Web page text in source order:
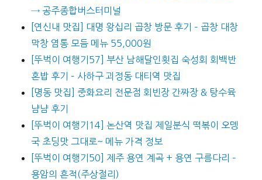
→ 공주종합버스터미널
[연신내 맛집] 대명 왕십리 곱창 방문 후기 – 곱창 대창
막창 염통 모듬 메뉴 55,000원
[뚜벅이 여행기57] 부산 남해달인횟집 숙성회 회백반
혼밥 후기 – 사하구 괴정동 대티역 맛집
[명동 맛집] 중화요리 전문점 회빈장 간짜장 & 탕수육
냠냠 후기
[뚜벅이 여행기14] 논산역 맛집 제일분식 떡볶이 오뎅
국 초딩맛 그대로~ 메뉴 가격 정보
[뚜벅이 여행기50] 제주 용연 계곡 + 용연 구름다리 –
용암의 흔적(주상절리)